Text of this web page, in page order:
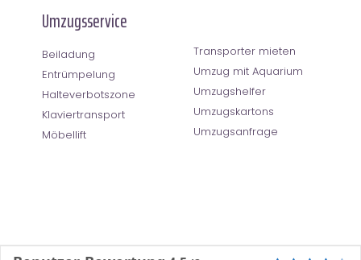
Umzugsservice
Beiladung
Entrümpelung
Halteverbotszone
Klaviertransport
Möbellift
Transporter mieten
Umzug mit Aquarium
Umzugshelfer
Umzugskartons
Umzugsanfrage